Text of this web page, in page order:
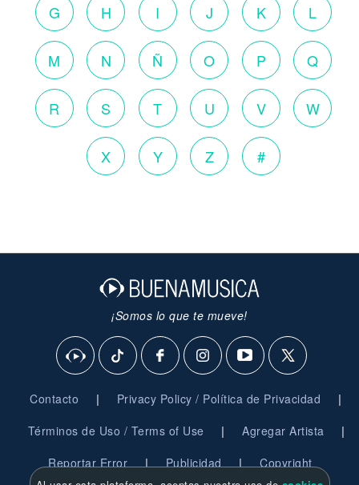
G H I J K L
M N Ñ O P Q
R S T U V W
X Y Z #
¡Somos lo que te mueve!
Contacto | Privacy Policy / Política de Privacidad |
Términos de Uso / Terms of Use | Agregar Artista |
Reportar Error | Publicidad | Copyright